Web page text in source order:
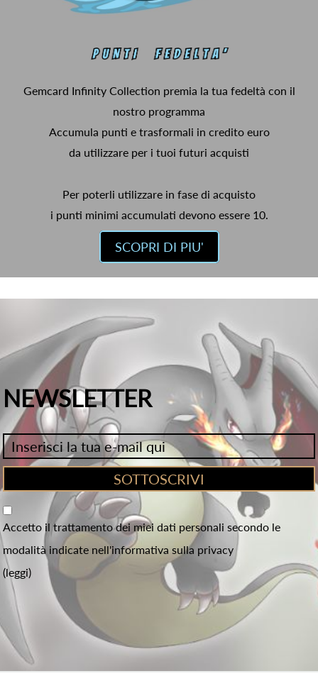
Gemcard Infinity Collection premia la tua fedeltà con il
nostro programma
Accumula punti e trasformali in credito euro
da utilizzare per i tuoi futuri acquisti
Per poterli utilizzare in fase di acquisto
i punti minimi accumulati devono essere 10.
SCOPRI DI PIU'
NEWSLETTER
Accetto il trattamento dei miei dati personali secondo le
modalità indicate nell'informativa sulla privacy
(leggi)